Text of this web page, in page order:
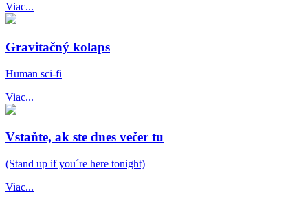
Viac...
Gravitačný kolaps
Human sci-fi
Viac...
Vstaňte, ak ste dnes večer tu
(Stand up if you´re here tonight)
Viac...